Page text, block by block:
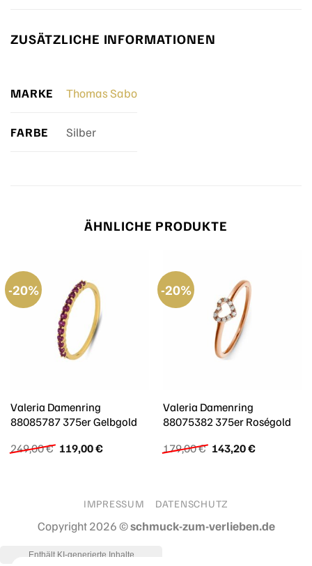
ZUSÄTZLICHE INFORMATIONEN
MARKE Thomas Sabo
FARBE Silber
ÄHNLICHE PRODUKTE
-20%
Valeria Damenring
88085787 375er Gelbgold
249,00€ Ursprünglicher
Preis
119,00€Aktueller
-20%
Valeria Damenring
88075382 375er Roségold
179,00€ Ursprünglicher
Preis
143,20€Aktueller
IMPRESSUM DATENSCHUTZ
Copyright 2026 ©schmuck-zum-verlieben.de